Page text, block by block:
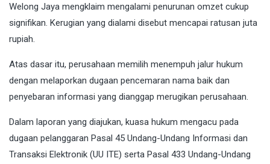
Welong Jaya mengklaim mengalami penurunan omzet cukup
signifikan. Kerugian yang dialami disebut mencapai ratusan juta
rupiah.
Atas dasar itu, perusahaan memilih menempuh jalur hukum
dengan melaporkan dugaan pencemaran nama baik dan
penyebaran informasi yang dianggap merugikan perusahaan.
Dalam laporan yang diajukan, kuasa hukum mengacu pada
dugaan pelanggaran Pasal 45 Undang-Undang Informasi dan
Transaksi Elektronik (UU ITE) serta Pasal 433 Undang-Undang